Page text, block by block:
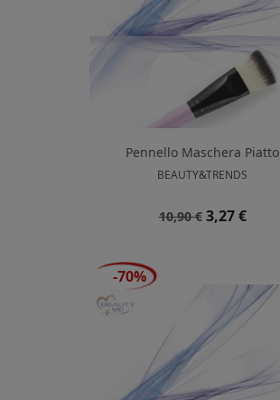
Pennello Maschera Piatto
BEAUTY&TRENDS
Prezzo
10,90 € Prezzo
3,27 €
-70%